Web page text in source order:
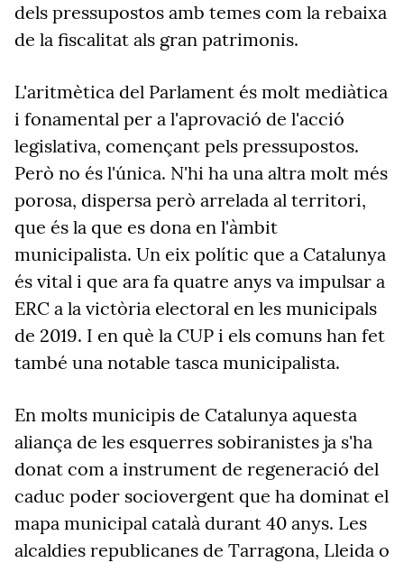
dels pressupostos amb temes com la rebaixa
de la fiscalitat als gran patrimonis.
L'aritmètica del Parlament és molt mediàtica
i fonamental per a l'aprovació de l'acció
legislativa, començant pels pressupostos.
Però no és l'única. N'hi ha una altra molt més
porosa, dispersa però arrelada al territori,
que és la que es dona en l'àmbit
municipalista. Un eix polític que a Catalunya
és vital i que ara fa quatre anys va impulsar a
ERC a la victòria electoral en les municipals
de 2019. I en què la CUP i els comuns han fet
també una notable tasca municipalista.
En molts municipis de Catalunya aquesta
aliança de les esquerres sobiranistes ja s'ha
donat com a instrument de regeneració del
caduc poder sociovergent que ha dominat el
mapa municipal català durant 40 anys. Les
alcaldies republicanes de Tarragona, Lleida o